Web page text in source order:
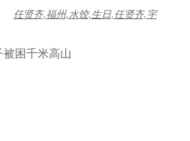
任贤齐,福州,水饺,生日,任贤齐,宇